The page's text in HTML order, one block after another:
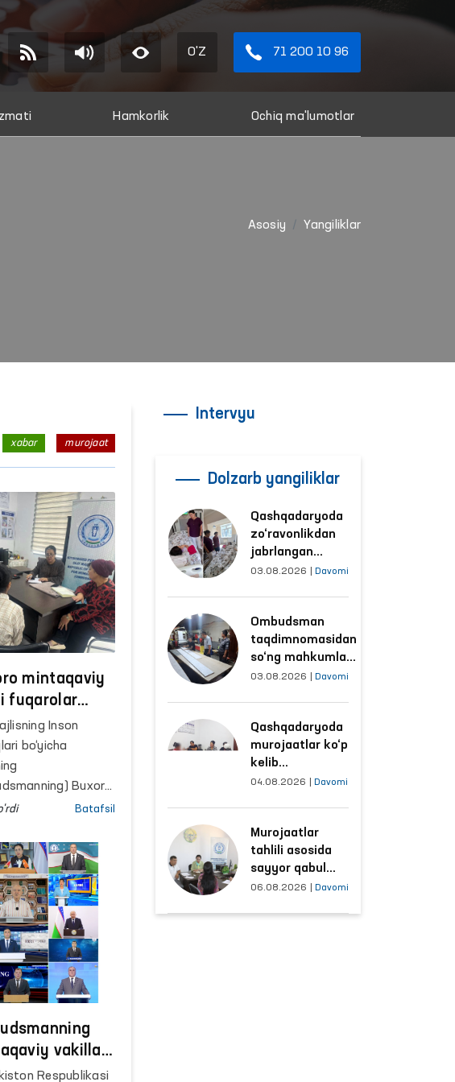
O'Z 71 200 10 96
Hamkorlik Ochiq ma'lumotlar
Asosiy Yangiliklar
xabar murojaat
mintaqaviy
fuqarolar
sayyor qabul
Inson
bo‘yicha
Buxoro
mintaqaviy
“Jalol Ikromiy”
fuqarolar
o‘rganish
sayyor qabul
Batafsil
vakillari
Respublikasi
Intervyu
Dolzarb yangiliklar
Qashqadaryoda
zo‘ravonlikdan
jabrlangan
ayolning holati
o‘rganildi
03.08.2026 Davomi
Ombudsman
taqdimnomasidan
so‘ng mahkumlar
mehnat
sharoitlar
yaxshilandi
03.08.2026 Davomi
Qashqadaryoda
murojaatlar ko‘p
kelib
tushayotgan
yo‘lga qo‘yildi
04.08.2026 Davomi
Murojaatlar
tahlili asosida
sayyor qabul
o‘tkaziladigan
06.08.2026 Davomi